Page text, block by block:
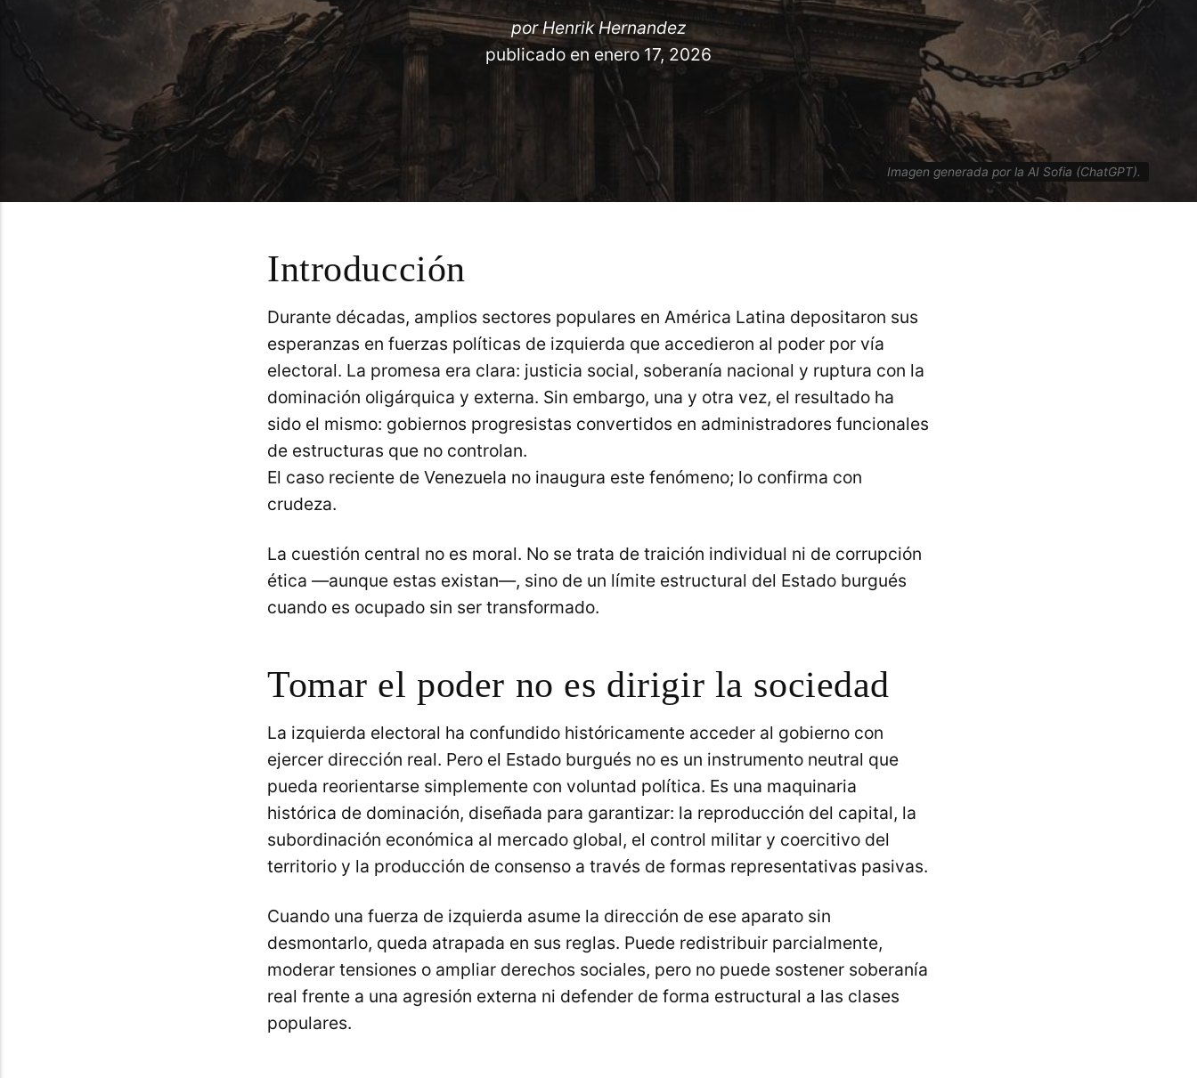
porHenrik Hernandez
publicado en enero 17, 2026
Imagen generada por la AI Sofia (ChatGPT).
Introducción
Durante décadas, amplios sectores populares en América Latina depositaron sus
esperanzas en fuerzas políticas de izquierda que accedieron al poder por vía
electoral. La promesa era clara: justicia social, soberanía nacional y ruptura con la
dominación oligárquica y externa. Sin embargo, una y otra vez, el resultado ha
sido el mismo: gobiernos progresistas convertidos en administradores funcionales
de estructuras que no controlan.
El caso reciente de Venezuela no inaugura este fenómeno; lo confirma con
crudeza.
La cuestión central no es moral. No se trata de traición individual ni de corrupción
ética —aunque estas existan—, sino de un límite estructural del Estado burgués
cuando es ocupado sin ser transformado.
Tomar el poder no es dirigir la sociedad
La izquierda electoral ha confundido históricamente acceder al gobierno con
ejercer dirección real. Pero el Estado burgués no es un instrumento neutral que
pueda reorientarse simplemente con voluntad política. Es una maquinaria
histórica de dominación, diseñada para garantizar: la reproducción del capital, la
subordinación económica al mercado global, el control militar y coercitivo del
territorio y la producción de consenso a través de formas representativas pasivas.
Cuando una fuerza de izquierda asume la dirección de ese aparato sin
desmontarlo, queda atrapada en sus reglas. Puede redistribuir parcialmente,
moderar tensiones o ampliar derechos sociales, pero no puede sostener soberanía
real frente a una agresión externa ni defender de forma estructural a las clases
populares.